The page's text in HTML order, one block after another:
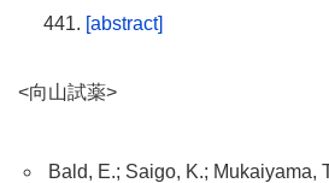
441. [abstract]
<向山試薬>
Bald, E.; Saigo, K.; Mukaiyama,